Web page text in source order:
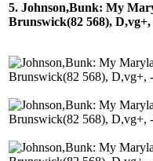
5. Johnson,Bunk: My
Brunswick(82 568), D,vg+,